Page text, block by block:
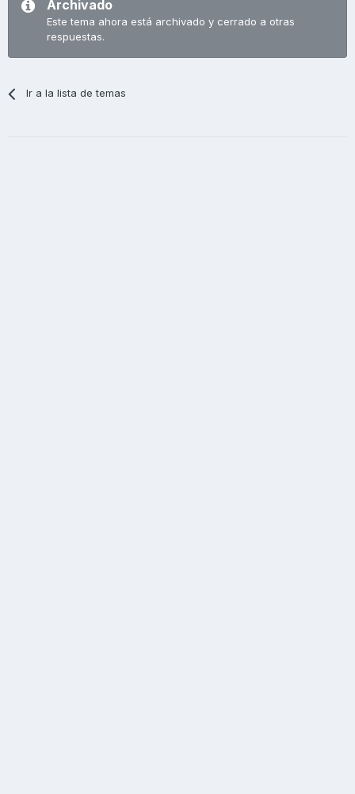
Archivado
Este tema ahora está archivado y cerrado a otras
respuestas.
Ir a la lista de temas